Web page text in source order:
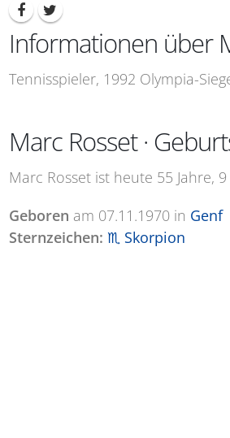
Informationen über
Tennisspieler, 1992 Olympia-
Marc Rosset ·
Marc Rosset ist heute 55 Jahre,
Geboren am 07.11.1970in Genf
Sternzeichen: ♏ Skorpion